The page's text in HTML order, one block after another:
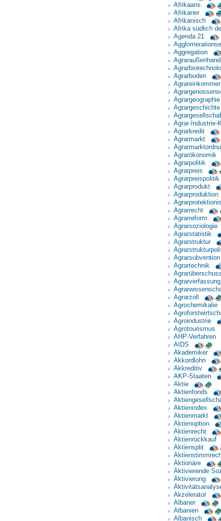
Afrikaans
Afrikaner
Afrikanisch
Afrika südlich
Agenda 21
Aggregation
Agrarboden
Agrargeographie
Agrargeschichte
Agrar-Industrie-
Agrarkredit
Agrarmarkt
Agrarökonomik
Agrarpolitik
Agrarpreis
Agrarpreispolitik
Agrarprodukt
Agrarproduktion
Agrarrecht
Agrarreform
Agrarsoziologie
Agrarstatistik
Agrarstruktur
Agrarsubvention
Agrartechnik
Agrarverfassung
Agrarzoll
Agrochemikalie
Agroindustrie
Agrotourismus
AHP-Verfahren
AIDS
Akademiker
Akkordlohn
Akkreditiv
AKP-Staaten
Aktie
Aktienfonds
Aktienindex
Aktienmarkt
Aktienoption
Aktienrecht
Aktienrückkauf
Aktiensplit
Aktionäre
Aktivierende
Aktivierung
Akzelerator
Albaner
Albanien
Albanisch